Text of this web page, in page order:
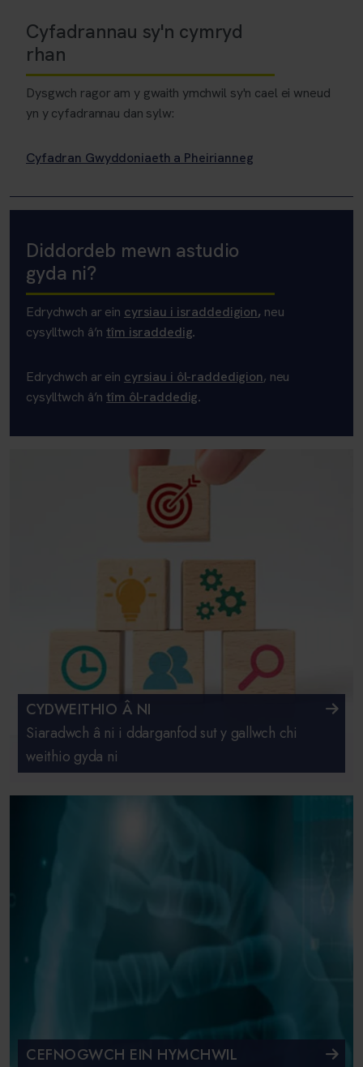
Cyfadrannau sy'n cymryd
rhan
Dysgwch ragor am y gwaith ymchwil sy'n cael ei wneud
yn y cyfadrannau dan sylw:
Cyfadran Gwyddoniaeth a Pheirianneg
Diddordeb mewn astudio
gyda ni?
Edrychwch ar ein cyrsiau i israddedigion, neu
cysylltwch â’n tîm israddedig.
Edrychwch ar ein cyrsiau i ôl-raddedigion, neu
cysylltwch â’n tîm ôl-raddedig.
CYDWEITHIO Â NI
Siaradwch â ni i ddarganfod sut y gallwch chi
weithio gyda ni
CEFNOGWCH EIN HYMCHWIL